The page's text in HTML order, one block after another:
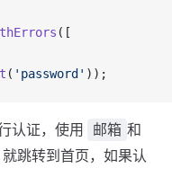
([
( 'password' ));
认证，使用 邮箱 和
跳转到首页，如果认